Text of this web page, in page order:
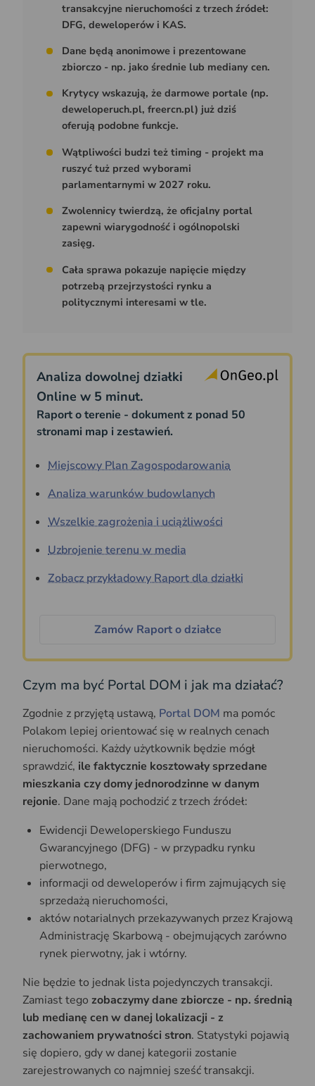
transakcyjne nieruchomości z trzech źródeł:
DFG, deweloperów i KAS.
Dane będą anonimowe i prezentowane
zbiorczo - np. jako średnie lub mediany cen.
Krytycy wskazują, że darmowe portale (np.
deweloperuch.pl, freercn.pl) już dziś
oferują podobne funkcje.
Wątpliwości budzi też timing - projekt ma
ruszyć tuż przed wyborami
parlamentarnymi w 2027 roku.
Zwolennicy twierdzą, że oficjalny portal
zapewni wiarygodność i ogólnopolski
zasięg.
Cała sprawa pokazuje napięcie między
potrzebą przejrzystości rynku a
politycznymi interesami w tle.
Analiza dowolnej działki
Online w 5 minut.
Raport o terenie - dokument z ponad 50
stronami map i zestawień.
Miejscowy Plan Zagospodarowania
Analiza warunków budowlanych
Wszelkie zagrożenia i uciążliwości
Uzbrojenie terenu w media
Zobacz przykładowy Raport dla działki
Zamów Raport o działce
Czym ma być Portal DOM i jak ma działać?
Zgodnie z przyjętą ustawą, Portal DOM ma pomóc
Polakom lepiej orientować się w realnych cenach
nieruchomości. Każdy użytkownik będzie mógł
sprawdzić, ile faktycznie kosztowały sprzedane
mieszkania czy domy jednorodzinne w danym
rejonie. Dane mają pochodzić z trzech źródeł:
Ewidencji Deweloperskiego Funduszu
Gwarancyjnego (DFG) - w przypadku rynku
pierwotnego,
informacji od deweloperów i firm zajmujących się
sprzedażą nieruchomości,
aktów notarialnych przekazywanych przez Krajową
Administrację Skarbową - obejmujących zarówno
rynek pierwotny, jak i wtórny.
Nie będzie to jednak lista pojedynczych transakcji.
Zamiast tego zobaczymy dane zbiorcze - np. średnią
lub medianę cen w danej lokalizacji - z
zachowaniem prywatności stron. Statystyki pojawią
się dopiero, gdy w danej kategorii zostanie
zarejestrowanych co najmniej sześć transakcji.